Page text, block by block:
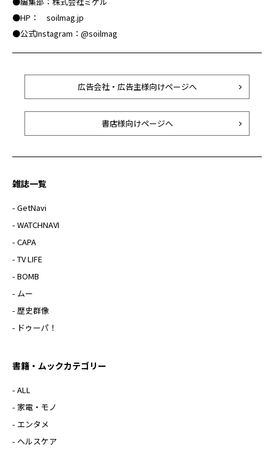
●HP： soilmag.jp
●公式Instagram：@soilmag
広告会社・広告主様向けページへ
書店様向けページへ
雑誌一覧
- GetNavi
- WATCHNAVI
- CAPA
- TV LIFE
- BOMB
- ムー
- 歴史群像
- ドゥーパ！
書籍・ムックカテゴリー
- ALL
- 家電・モノ
- エンタメ
- ヘルスケア